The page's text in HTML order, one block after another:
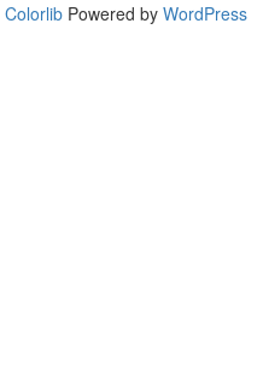
Colorlib Powered by WordPress